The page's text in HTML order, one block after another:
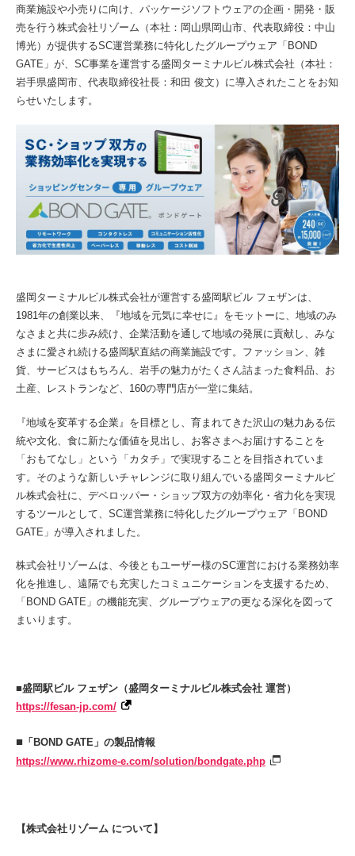
商業施設や小売りに向け、パッケージソフトウェアの企画・開発・販
売を行う株式会社リゾーム（本社：岡山県岡山市、代表取締役：中山
博光）が提供するSC運営業務に特化したグループウェア「BOND
GATE」が、SC事業を運営する盛岡ターミナルビル株式会社（本社：
岩手県盛岡市、代表取締役社長：和田 俊文）に導入されたことをお知
らせいたします。
盛岡ターミナルビル株式会社が運営する盛岡駅ビル フェザンは、
1981年の創業以来、『地域を元気に幸せに』をモットーに、地域のみ
なさまと共に歩み続け、企業活動を通して地域の発展に貢献し、みな
さまに愛され続ける盛岡駅直結の商業施設です。ファッション、雑
貨、サービスはもちろん、岩手の魅力がたくさん詰まった食料品、お
土産、レストランなど、160の専門店が一堂に集結。
『地域を変革する企業』を目標とし、育まれてきた沢山の魅力ある伝
統や文化、食に新たな価値を見出し、お客さまへお届けすることを
「おもてなし」という「カタチ」で実現することを目指されていま
す。そのような新しいチャレンジに取り組んでいる盛岡ターミナルビ
ル株式会社に、デベロッパー・ショップ双方の効率化・省力化を実現
するツールとして、SC運営業務に特化したグループウェア「BOND
GATE」が導入されました。
株式会社リゾームは、今後ともユーザー様のSC運営における業務効率
化を推進し、遠隔でも充実したコミュニケーションを支援するため、
「BOND GATE」の機能充実、グループウェアの更なる深化を図って
まいります。
■盛岡駅ビル フェザン（盛岡ターミナルビル株式会社 運営）
https://fesan-jp.com/
■ 「BOND GATE」の製品情報
https://www.rhizome-e.com/solution/bondgate.php
【株式会社リゾーム について】